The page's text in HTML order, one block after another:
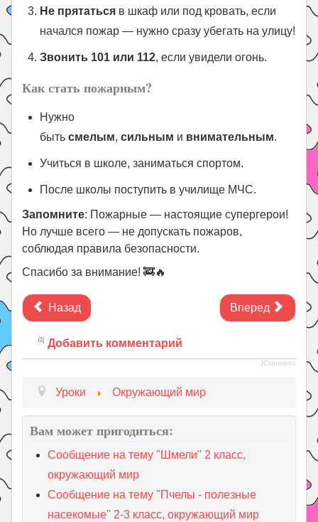
Не прятаться в шкаф или под кровать, если
начался пожар — нужно сразу убегать на улицу!
Звонить 101 или 112, если увидели огонь.
Как стать пожарным?
Нужно
бытьсмелым,сильным и внимательным.
Учиться в школе, заниматься спортом.
После школы поступить в училище МЧС.
Запомните: Пожарные — настоящие супергерои!
Но лучше всего — не допускать пожаров,
соблюдая правила безопасности.
Спасибо за внимание! 🚒🔥
Назад Вперед
Добавить комментарий
JComments
Уроки Окружающий мир
Вам может пригодиться:
Сообщение на тему "Шмели" 2 класс,
окружающий мир
Сообщение на тему "Пчелы - полезные
насекомые" 2-3 класс, окружающий мир